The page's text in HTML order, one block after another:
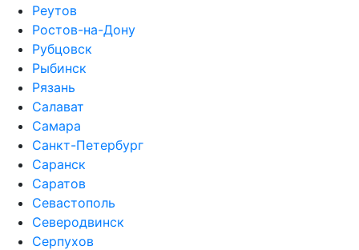
Реутов
Ростов-на-Дону
Рубцовск
Рыбинск
Рязань
Салават
Самара
Санкт-Петербург
Саранск
Саратов
Севастополь
Северодвинск
Серпухов